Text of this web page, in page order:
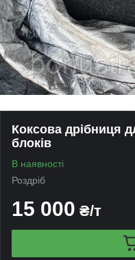
Коксова дрібниця
блоків
В наявності
Роздріб
15 000 ₴/т